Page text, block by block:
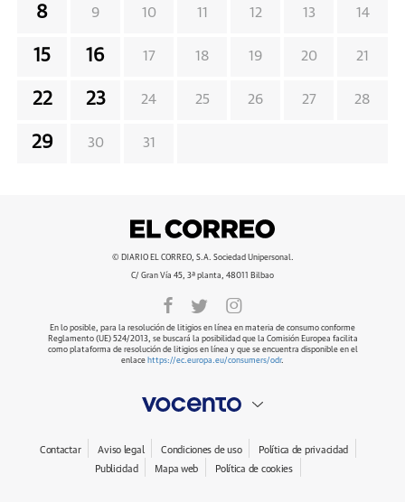
8 9 10 11 12 13 14
15 16 17 18 19 20 21
22 23 24 25 26 27 28
29 30 31
© DIARIO EL CORREO, S.A. Sociedad Unipersonal.
C/ Gran Vía 45, 3ª planta, 48011 Bilbao
En lo posible, para la resolución de litigios en línea en materia de consumo conforme
Reglamento (UE) 524/2013, se buscará la posibilidad que la Comisión Europea facilita
como plataforma de resolución de litigios en línea y que se encuentra disponible en el
enlace https://ec.europa.eu/consumers/odr.
Contactar Aviso legal Condiciones de uso
Política de privacidad
Publicidad
Mapa web Política de cookies